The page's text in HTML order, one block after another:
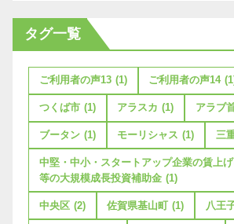
タグ一覧
ご利用者の声13 (1) ご利用者の声14
つくば市 (1) アラスカ (1) アラブ
ブータン (1) モーリシャス (1) 三
中堅・中小・スタートアップ企業の賃上
等の大規模成長投資補助金 (1)
中央区 (2) 佐賀県基山町 (1) 八王